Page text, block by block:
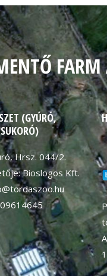
(GYÚRÓ,
Hrsz. 044/2.
Bioslogos Kft.